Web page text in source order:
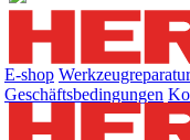
E-shop
Geschäftsbedingungen